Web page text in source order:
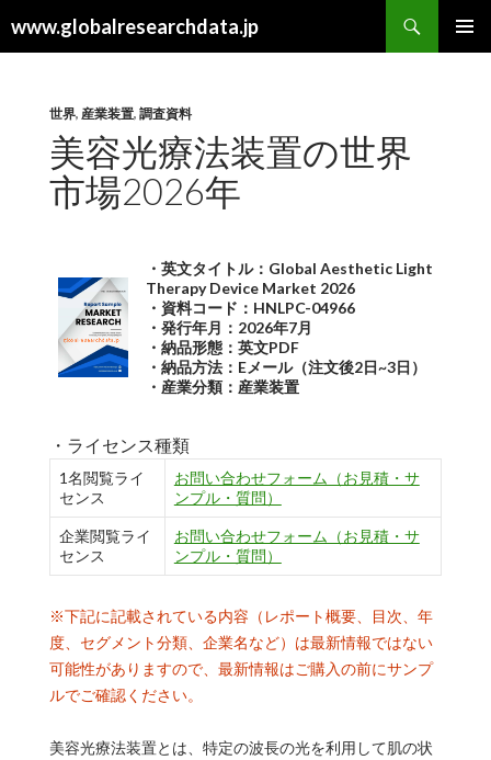
www.globalresearchdata.jp
索
世界, 産業装置, 調査資料
美容光療法装置の世界
市場2026年
・英文タイトル：Global Aesthetic Light
Therapy Device Market 2026
・資料コード：HNLPC-04966
・発行年月：2026年7月
・納品形態：英文PDF
・納品方法：Eメール（注文後2日~3日）
・産業分類：産業装置
・ライセンス種類
1名閲覧ライ
センス
お問い合わせフォーム（お見積・サ
ンプル・質問）
企業閲覧ライ
センス
お問い合わせフォーム（お見積・サ
ンプル・質問）
※下記に記載されている内容（レポート概要、目次、年
度、セグメント分類、企業名など）は最新情報ではない
可能性がありますので、最新情報はご購入の前にサンプ
ルでご確認ください。
美容光療法装置とは、特定の波長の光を利用して肌の状